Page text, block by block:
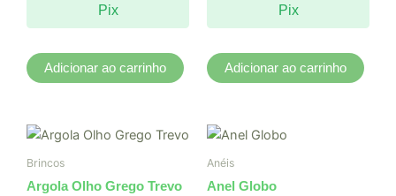
Pix
Adicionar ao carrinho
Pix
Adicionar ao carrinho
Brincos
Argola Olho Grego Trevo
Anéis
Anel Globo